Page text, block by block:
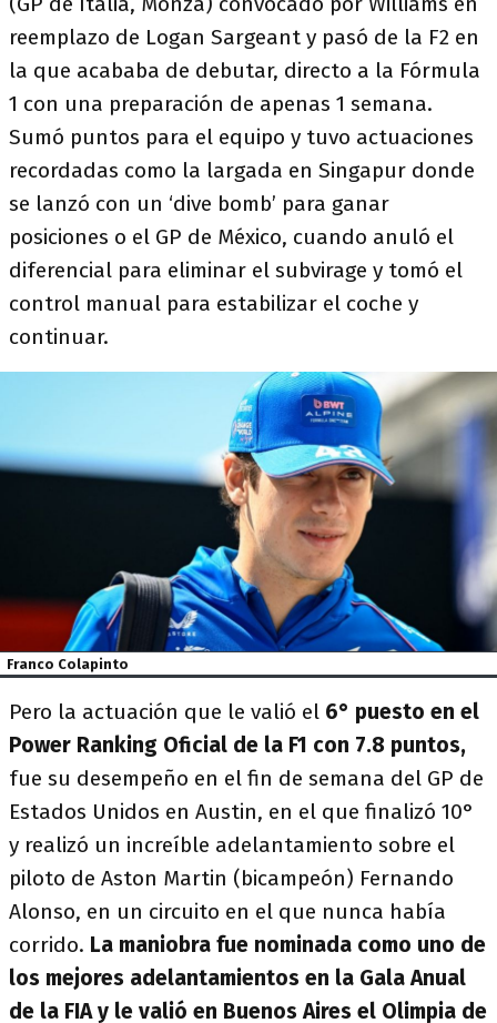
reemplazo de Logan Sargeant y pasó de la F2 en
la que acababa de debutar, directo a la Fórmula
1 con una preparación de apenas 1 semana.
Sumó puntos para el equipo y tuvo actuaciones
recordadas como la largada en Singapur donde
se lanzó con un ‘dive bomb’ para ganar
posiciones o el GP de México, cuando anuló el
diferencial para eliminar el subvirage y tomó el
control manual para estabilizar el coche y
continuar.
Franco Colapinto
Pero la actuación que le valió el 6° puesto en el
Power Ranking Oficial de la F1 con 7.8 puntos,
fue su desempeño en el fin de semana del GP de
Estados Unidos en Austin, en el que finalizó 10°
y realizó un increíble adelantamiento sobre el
piloto de Aston Martin (bicampeón) Fernando
Alonso, en un circuito en el que nunca había
corrido. La maniobra fue nominada como uno de
los mejores adelantamientos en la Gala Anual
de la FIA y le valió en Buenos Aires el Olimpia de